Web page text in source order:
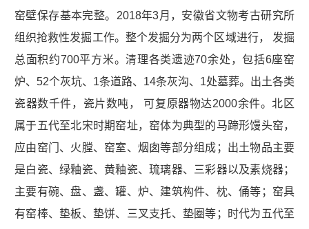
窑壁保存基本完整。2018年3月，安徽省文物考古研究所
组织抢救性发掘工作。整个发掘分为两个区域进行， 发掘
总面积约700平方米。清理各类遗迹70余处，包括6座窑
炉、52个灰坑、1条道路、14条灰沟、1处墓葬。出土各类
瓷器数千件，瓷片数吨， 可复原器物达2000余件。北区
属于五代至北宋时期窑址，窑体为典型的马蹄形馒头窑，
应由窑门、火膛、窑室、烟囱等部分组成；出土物品主要
是白瓷、绿釉瓷、黄釉瓷、琉璃器、三彩器以及素烧器；
主要有碗、盘、盏、罐、炉、建筑构件、枕、俑等；窑具
有窑棒、垫板、垫饼、三叉支托、垫圈等；时代为五代至